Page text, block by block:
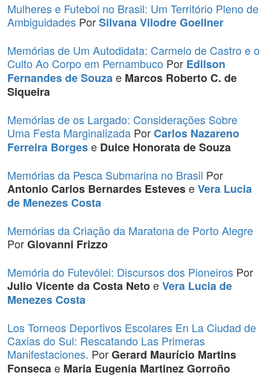
Mulheres e Futebol no Brasil: Um Território Pleno de
Ambiguidades PorSilvana Vilodre Goellner
Memórias de Um Autodidata: Carmelo de Castro e o
Culto Ao Corpo em Pernambuco Por Edilson
Fernandes de Souzae Marcos Roberto C. de
Siqueira
Memórias de os Largado: Considerações Sobre
Uma Festa Marginalizada PorCarlos Nazareno
Ferreira Borgese Dulce Honorata de Souza
Memórias da Pesca Submarina no Brasil Por
Antonio Carlos Bernardes EsteveseVera Lucia
de Menezes Costa
Memórias da Criação da Maratona de Porto Alegre
PorGiovanni Frizzo
Memória do Futevôlei: Discursos dos Pioneiros Por
Julio Vicente da Costa NetoeVera Lucia de
Menezes Costa
Los Torneos Deportivos Escolares En La Ciudad de
Caxias do Sul: Rescatando Las Primeras
Manifestaciones. PorGerard Maurício Martins
Fonsecae Maria Eugenia Martinez Gorroño